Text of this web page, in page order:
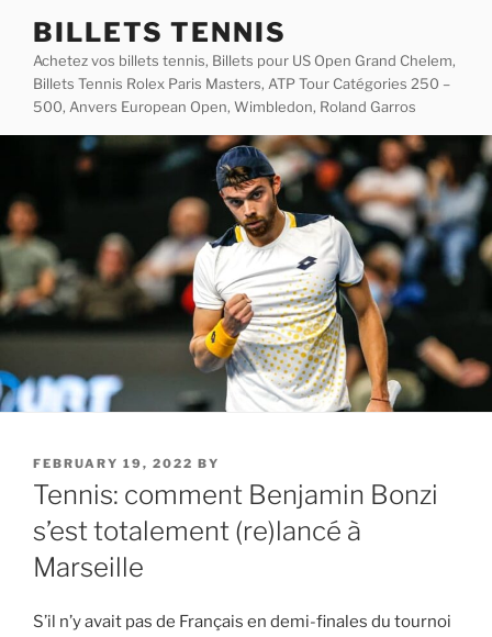
content
BILLETS TENNIS
Achetez vos billets tennis, Billets pour US Open Grand Chelem,
Billets Tennis Rolex Paris Masters, ATP Tour Catégories 250 –
500, Anvers European Open, Wimbledon, Roland Garros
POSTED
ON
FEBRUARY 19, 2022 BY
Tennis: comment Benjamin Bonzi
s’est totalement (re)lancé à
Marseille
S’il n’y avait pas de Français en demi-finales du tournoi